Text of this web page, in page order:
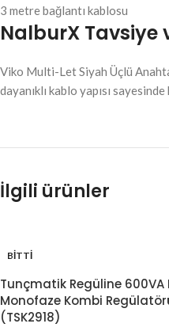
3 metre bağlantı kablosu
NalburX Tavsiye
Viko Multi-Let Siyah Üçlü
dayanıklı kablo yapısı
İlgili ürünler
BITTI
Tunçmatik Regüline 600VA
Monofaze Kombi
(TSK2918)